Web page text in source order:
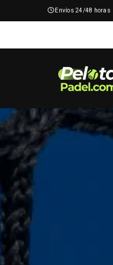
Envíos 24/48 horas